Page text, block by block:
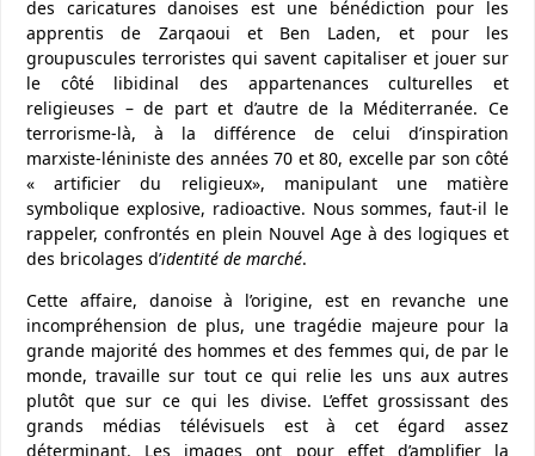
des caricatures danoises est une bénédiction pour les
apprentis de Zarqaoui et Ben Laden, et pour les
groupuscules terroristes qui savent capitaliser et jouer sur
le côté libidinal des appartenances culturelles et
religieuses – de part et d’autre de la Méditerranée. Ce
terrorisme-là, à la différence de celui d’inspiration
marxiste-léniniste des années 70 et 80, excelle par son côté
« artificier du religieux», manipulant une matière
symbolique explosive, radioactive. Nous sommes, faut-il le
rappeler, confrontés en plein Nouvel Age à des logiques et
des bricolages d’identité de marché.
Cette affaire, danoise à l’origine, est en revanche une
incompréhension de plus, une tragédie majeure pour la
grande majorité des hommes et des femmes qui, de par le
monde, travaille sur tout ce qui relie les uns aux autres
plutôt que sur ce qui les divise. L’effet grossissant des
grands médias télévisuels est à cet égard assez
déterminant. Les images ont pour effet d’amplifier la